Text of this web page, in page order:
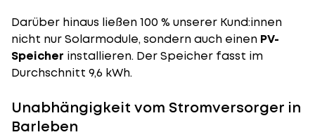
Darüber hinaus ließen 100 % unserer Kund:innen
nicht nur Solarmodule, sondern auch einen PV-
Speicher installieren. Der Speicher fasst im
Durchschnitt 9,6 kWh.
Unabhängigkeit vom Stromversorger in
Barleben